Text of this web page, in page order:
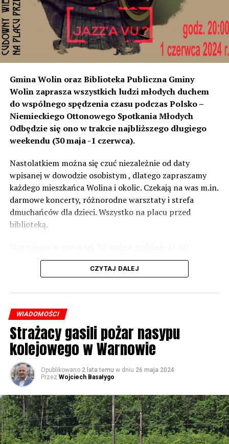
poziom dźwięku co tam. Sprawdzałyśmy, że odległość
naszych nieruchomości od drogi jest taka sama, a nawet
w stosunku do niektórych mniejsza niż tych, które są na
początku miejscowości chronione ekranami – mówi
Jolanta Podhajska.
Przedstawiciel GDDKiA mówi, że po roku od oddania
inwestycji będzie przeprowadzona ponowna analiza
hałasu, jeśli decybeli będzie więcej niż sądzono –
wówczas ekrany zostaną zamontowane.
– Jeżeli wyjdzie na to, że są przekroczone normy, to
zabezpieczeń. Dopóki nie będzie tych przekroczonych
norm dopuszczalnego hałasu, no to nie możemy nic
zrobić. Tam są odpowiednie normy – 61 i 56 decybeli –
zaznacza.
Foto: Wojciech Basałygo
59737 odsłon
Gmina Wolin oraz Biblioteka Publiczna Gminy
Wolin zaprasza wszystkich ludzi młodych duchem
do wspólnego spędzenia czasu podczas Polsko –
Niemieckiego Ottonowego Spotkania Młodych
Odbędzie się ono w trakcie najbliższego długiego
weekendu (30 maja -1 czerwca).
Nastolatkiem można się czuć niezależnie od daty
wpisanej w dowodzie osobistym , dlatego zapraszamy
każdego mieszkańca Wolina i okolic. Czekają na was m.in.
darmowe koncerty, różnorodne warsztaty i strefa
dmuchańców dla dzieci. Wszystko na placu przed
biblioteką.
występami zespołów „Yellow” i „Specyficzni”.
CZYTAJ DALEJ
WIADOMOŚCI
Strażacy gasili pożar nasypu
kolejowego w Warnowie
Opublikowano 2 lata temu w dniu 26 maja 2024
Przez Wojciech Basałygo